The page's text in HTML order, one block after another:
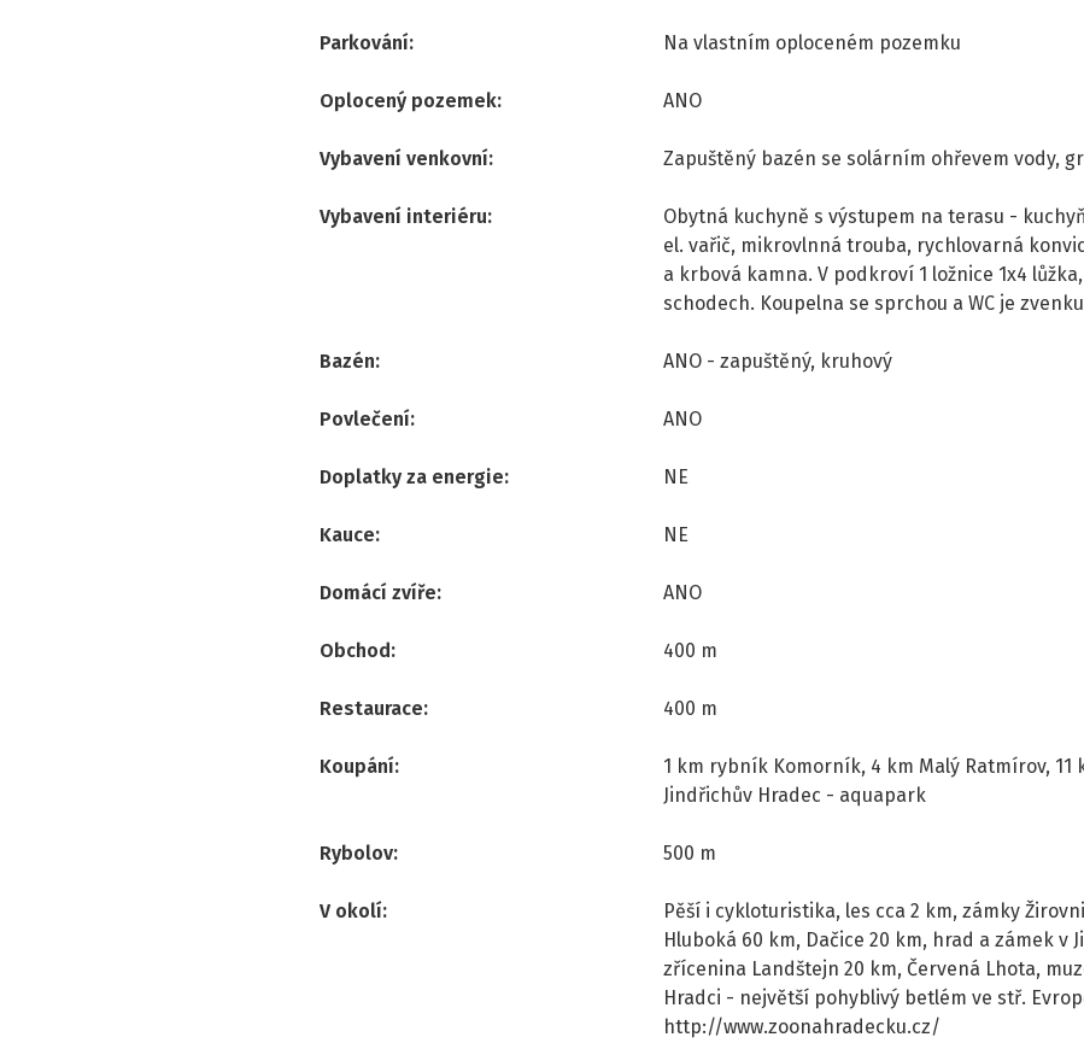
Parkování: Na vlastním oploceném pozemku
Oplocený pozemek: ANO
Vybavení venkovní: Zapuštěný bazén se solárním ohřevem vody,
Vybavení interiéru:
Obytná kuchyně s výstupem na terasu -
el. vařič, mikrovlnná trouba, rychlovarná
a krbová kamna. V podkroví 1 ložnice 1x4
schodech. Koupelna se sprchou a WC je
Bazén: ANO - zapuštěný, kruhový
Povlečení: ANO
Doplatky za energie: NE
Kauce: NE
Domácí zvíře: ANO
Obchod: 400 m
Restaurace: 400 m
Koupání:
1 km rybník Komorník, 4 km Malý Ratmírov, 11
Jindřichův Hradec - aquapark
Rybolov: 500 m
V okolí:
Pěší i cykloturistika, les cca 2 km, zámky
Hluboká 60 km, Dačice 20 km, hrad a zámek v
zřícenina Landštejn 20 km, Červená Lhota,
Hradci - největší pohyblivý betlém ve stř.
http://www.zoonahradecku.cz/